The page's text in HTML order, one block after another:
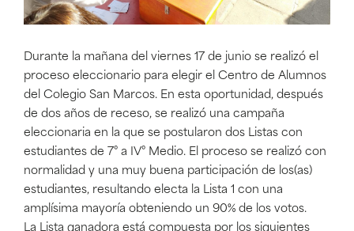
Durante la mañana del viernes 17 de junio se realizó el
proceso eleccionario para elegir el Centro de Alumnos
del Colegio San Marcos. En esta oportunidad, después
de dos años de receso, se realizó una campaña
eleccionaria en la que se postularon dos Listas con
estudiantes de 7° a IV° Medio. El proceso se realizó con
normalidad y una muy buena participación de los(as)
estudiantes, resultando electa la Lista 1 con una
amplísima mayoría obteniendo un 90% de los votos.
La Lista ganadora está compuesta por los siguientes